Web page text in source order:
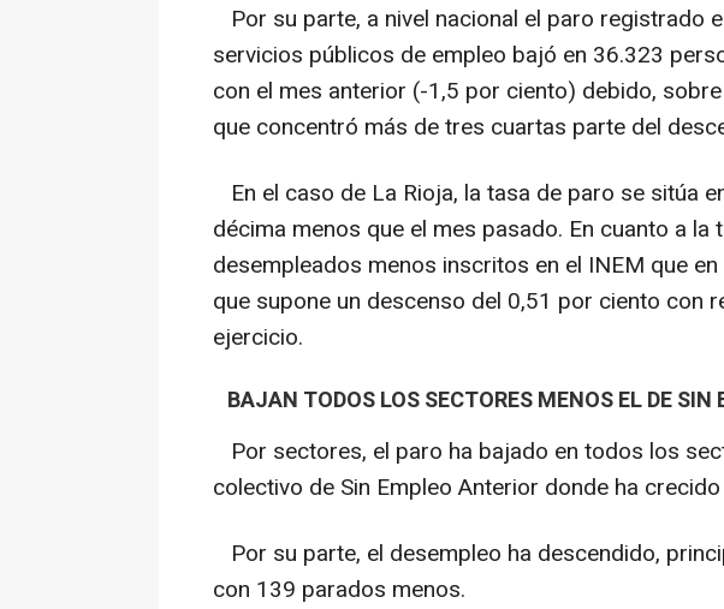
Por su parte, a nivel nacional el paro registrado
servicios públicos de empleo bajó en 36.323
con el mes anterior (-1,5 por ciento) debido,
que concentró más de tres cuartas parte del
En el caso de La Rioja, la tasa de paro se sitúa
décima menos que el mes pasado. En cuanto a la
desempleados menos inscritos en el INEM que
que supone un descenso del 0,51 por ciento con
ejercicio.
BAJAN TODOS LOS SECTORES MENOS EL DE SIN
Por sectores, el paro ha bajado en todos los
colectivo de Sin Empleo Anterior donde ha
Por su parte, el desempleo ha descendido,
con 139 parados menos.